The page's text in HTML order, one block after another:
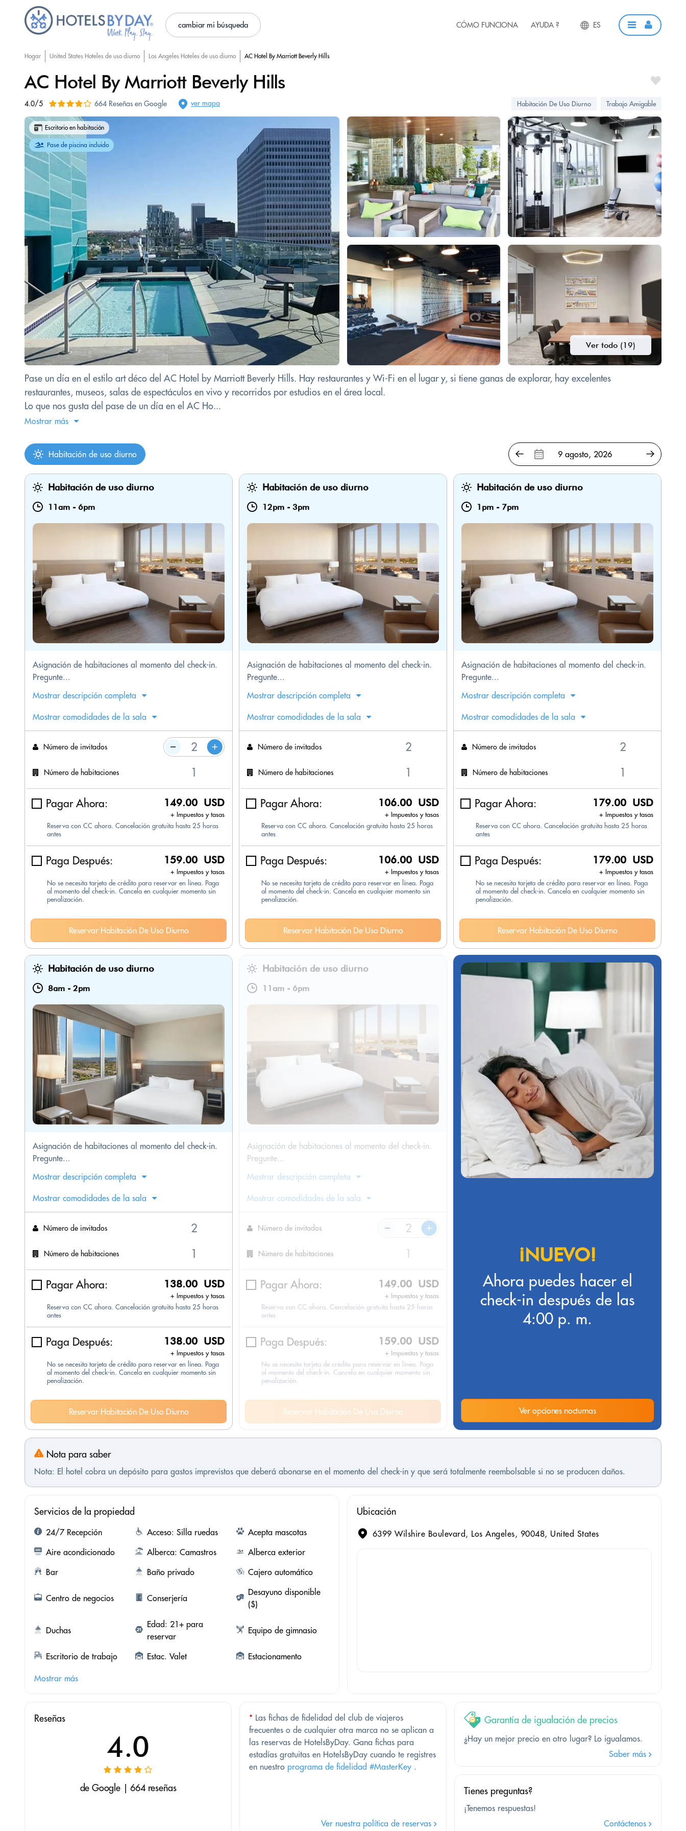
cambiar mi búsqueda CÓMO FUNCIONA AYUDA ? ES
Hogar United States Hoteles de uso diurno Los Angeles Hoteles de uso diurno AC Hotel By Marriott Beverly Hills
AC Hotel By Marriott Beverly Hills
4.0/5 664 Reseñas en Google ver mapa Habitación De Uso Diurno Trabajo Amigable
Ver todo (19)
Escritorio en habitación
Pase de piscina incluido
Pase un día en el estilo art déco del AC Hotel by Marriott Beverly Hills. Hay restaurantes y Wi-Fi en el lugar y, si tiene ganas de explorar, hay excelentes
restaurantes, museos, salas de espectáculos en vivo y recorridos por estudios en el área local.
Lo que nos gusta del pase de un día en el AC Ho...
Mostrar más
Habitación de uso diurno
Habitación de uso diurno
11am - 6pm
Asignación de habitaciones al momento del check-in.
Pregunte...
Mostrar descripción completa
Mostrar comodidades de la sala
Número de invitados
Número de habitaciones
Pagar Ahora: 149.00 USD
+ Impuestos y tasas
Reserva con CC ahora. Cancelación gratuita hasta 25 horas
antes
Paga Después: 159.00 USD
+ Impuestos y tasas
No se necesita tarjeta de crédito para reservar en línea. Paga
al momento del check-in. Cancela en cualquier momento sin
penalización.
Reservar Habitación De Uso Diurno
Habitación de uso diurno
12pm - 3pm
Asignación de habitaciones al momento del check-in.
Pregunte...
Mostrar descripción completa
Mostrar comodidades de la sala
Número de invitados
Número de habitaciones
Pagar Ahora: 106.00 USD
+ Impuestos y tasas
Reserva con CC ahora. Cancelación gratuita hasta 25 horas
antes
Paga Después: 106.00 USD
+ Impuestos y tasas
No se necesita tarjeta de crédito para reservar en línea. Paga
al momento del check-in. Cancela en cualquier momento sin
penalización.
Reservar Habitación De Uso Diurno
Habitación de uso diurno
1pm - 7pm
Asignación de habitaciones al momento del check-in.
Pregunte...
Mostrar descripción completa
Mostrar comodidades de la sala
Número de invitados
Número de habitaciones
Pagar Ahora: 179.00 USD
+ Impuestos y tasas
Reserva con CC ahora. Cancelación gratuita hasta 25 horas
antes
Paga Después: 179.00 USD
+ Impuestos y tasas
No se necesita tarjeta de crédito para reservar en línea. Paga
al momento del check-in. Cancela en cualquier momento sin
penalización.
Reservar Habitación De Uso Diurno
Habitación de uso diurno
8am - 2pm
Asignación de habitaciones al momento del check-in.
Pregunte...
Mostrar descripción completa
Mostrar comodidades de la sala
Número de invitados
Número de habitaciones
Pagar Ahora: 138.00 USD
+ Impuestos y tasas
Reserva con CC ahora. Cancelación gratuita hasta 25 horas
antes
Paga Después: 138.00 USD
+ Impuestos y tasas
No se necesita tarjeta de crédito para reservar en línea. Paga
al momento del check-in. Cancela en cualquier momento sin
penalización.
Reservar Habitación De Uso Diurno
Habitación de uso diurno
11am - 6pm
Asignación de habitaciones al momento del check-in.
Pregunte...
Mostrar descripción completa
Mostrar comodidades de la sala
Número de invitados
Número de habitaciones
Pagar Ahora: 149.00 USD
+ Impuestos y tasas
Reserva con CC ahora. Cancelación gratuita hasta 25 horas
antes
Paga Después: 159.00 USD
+ Impuestos y tasas
No se necesita tarjeta de crédito para reservar en línea. Paga
al momento del check-in. Cancela en cualquier momento sin
penalización.
Reservar Habitación De Uso Diurno
¡NUEVO!
Ahora puedes hacer el
check-in después de las
4:00 p. m.
Ver opciones nocturnas
Nota para saber
Nota: El hotel cobra un depósito para gastos imprevistos que deberá abonarse en el momento del check-in y que será totalmente reembolsable si no se producen daños.
Servicios de la propiedad
24/7 Recepción Acceso: Silla ruedas
Acepta mascotas
Aire acondicionado
Alberca: Camastros
Alberca exterior
Bar
Baño privado Cajero automático
Centro de negocios Conserjería
Desayuno disponible
($)
Duchas
Edad: 21+ para
reservar
Equipo de gimnasio
Escritorio de trabajo Estac. Valet Estacionamento
Mostrar más
Ubicación
6399 Wilshire Boulevard, Los Angeles, 90048, United States
Reseñas
4.0
de Google | 664 reseñas
* Las fichas de fidelidad del club de viajeros
frecuentes o de cualquier otra marca no se aplican a
las reservas de HotelsByDay. Gana fichas para
estadías gratuitas en HotelsByDay cuando te registres
en nuestro programa de fidelidad #MasterKey .
Ver nuestra política de reservas
Garantía de igualación de precios
¿Hay un mejor precio en otro lugar? Lo igualamos.
Saber más
Tienes preguntas?
¡Tenemos respuestas!
Contáctenos